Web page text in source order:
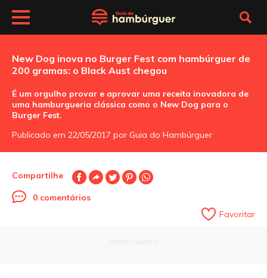
New Dog inova no Burger Fest com hambúrguer de
200 gramas: o Black Aust chegou
É um orgulho provar e aprovar uma receita inovadora de
uma hamburgueria clássica como o New Dog para o
Burger Fest.
Publicado em 22/05/2017 por Guia do Hambúrguer
Compartilhe
0 comentários
Favoritar